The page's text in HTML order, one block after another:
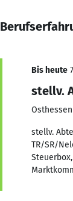
Bis heute
stellv.
stellv.
TR/SR/